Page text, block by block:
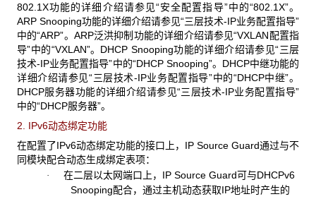
802.1X功能的详细介绍请参见“安全配置指导”中的“802.1X”。
ARP Snooping功能的详细介绍请参见“三层技术-IP业务配置指导”
中的“ARP”。ARP泛洪抑制功能的详细介绍请参见“VXLAN配置指
导”中的“VXLAN”。DHCP Snooping功能的详细介绍请参见“三层
技术-IP业务配置指导”中的“DHCP Snooping”。DHCP中继功能的
详细介绍请参见“三层技术-IP业务配置指导”中的“DHCP中继”。
DHCP服务器功能的详细介绍请参见“三层技术-IP业务配置指导”
中的“DHCP服务器”。
2. IPv6动态绑定功能
在配置了IPv6动态绑定功能的接口上，IP Source Guard通过与不
同模块配合动态生成绑定表项：
· 在二层以太网端口上，IP Source Guard可与DHCPv6
Snooping配合，通过主机动态获取IP地址时产生的